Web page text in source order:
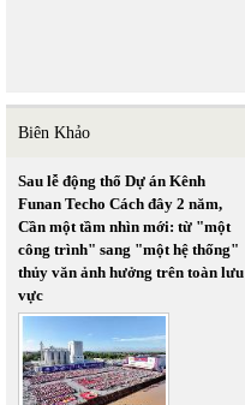
Biên Khảo
Sau lễ động thổ Dự án Kênh
Funan Techo Cách đây 2 năm,
Cần một tầm nhìn mới: từ "một
công trình" sang "một hệ thống"
thủy văn ảnh hưởng trên toàn lưu
vực